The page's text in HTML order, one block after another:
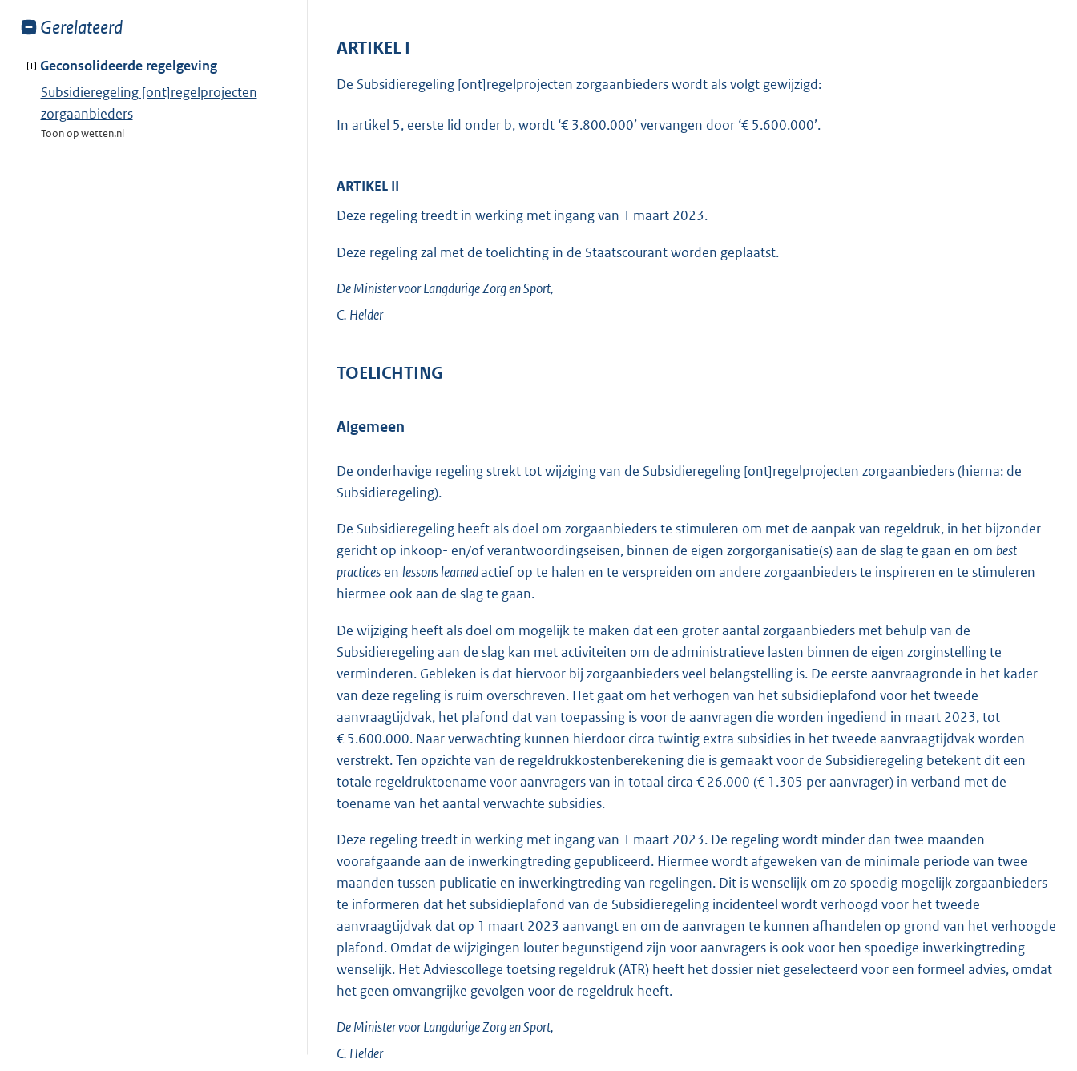
Toon
van:
Gerelateerd
Geconsolideerde regelgeving
Subsidieregeling [ont]regelprojecten
zorgaanbieders
Toon op wetten.nl
:
8
ARTIKEL I
De Subsidieregeling [ont]regelprojecten zorgaanbieders wordt als volgt gewijzigd:
In artikel 5, eerste lid onder b, wordt ‘€ 3.800.000’ vervangen door ‘€ 5.600.000’.
ARTIKEL II
Deze regeling treedt in werking met ingang van 1 maart 2023.
Deze regeling zal met de toelichting in de Staatscourant worden geplaatst.
De Minister voor Langdurige Zorg en Sport,
C. Helder
TOELICHTING
Algemeen
De onderhavige regeling strekt tot wijziging van de Subsidieregeling [ont]regelprojecten zorgaanbieders (hierna: de
Subsidieregeling).
De Subsidieregeling heeft als doel om zorgaanbieders te stimuleren om met de aanpak van regeldruk, in het bijzonder
gericht op inkoop- en/of verantwoordingseisen, binnen de eigen zorgorganisatie(s) aan de slag te gaan en om best
practices en lessons learnedactief op te halen en te verspreiden om andere zorgaanbieders te inspireren en te stimuleren
hiermee ook aan de slag te gaan.
De wijziging heeft als doel om mogelijk te maken dat een groter aantal zorgaanbieders met behulp van de
Subsidieregeling aan de slag kan met activiteiten om de administratieve lasten binnen de eigen zorginstelling te
verminderen. Gebleken is dat hiervoor bij zorgaanbieders veel belangstelling is. De eerste aanvraagronde in het kader
van deze regeling is ruim overschreven. Het gaat om het verhogen van het subsidieplafond voor het tweede
aanvraagtijdvak, het plafond dat van toepassing is voor de aanvragen die worden ingediend in maart 2023, tot
€ 5.600.000. Naar verwachting kunnen hierdoor circa twintig extra subsidies in het tweede aanvraagtijdvak worden
verstrekt. Ten opzichte van de regeldrukkostenberekening die is gemaakt voor de Subsidieregeling betekent dit een
totale regeldruktoename voor aanvragers van in totaal circa € 26.000 (€ 1.305 per aanvrager) in verband met de
toename van het aantal verwachte subsidies.
Deze regeling treedt in werking met ingang van 1 maart 2023. De regeling wordt minder dan twee maanden
voorafgaande aan de inwerkingtreding gepubliceerd. Hiermee wordt afgeweken van de minimale periode van twee
maanden tussen publicatie en inwerkingtreding van regelingen. Dit is wenselijk om zo spoedig mogelijk zorgaanbieders
te informeren dat het subsidieplafond van de Subsidieregeling incidenteel wordt verhoogd voor het tweede
aanvraagtijdvak dat op 1 maart 2023 aanvangt en om de aanvragen te kunnen afhandelen op grond van het verhoogde
plafond. Omdat de wijzigingen louter begunstigend zijn voor aanvragers is ook voor hen spoedige inwerkingtreding
wenselijk. Het Adviescollege toetsing regeldruk (ATR) heeft het dossier niet geselecteerd voor een formeel advies, omdat
het geen omvangrijke gevolgen voor de regeldruk heeft.
De Minister voor Langdurige Zorg en Sport,
C. Helder